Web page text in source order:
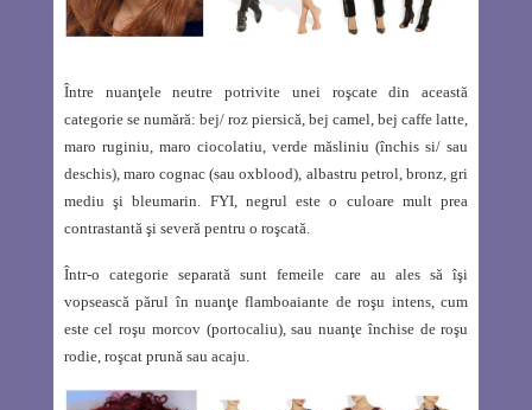
Între nuanţele neutre potrivite unei roşcate din această
categorie se numără: bej/ roz piersică, bej camel, bej caffe latte,
maro ruginiu, maro ciocolatiu, verde măsliniu (închis si/ sau
deschis), maro cognac (sau oxblood), albastru petrol, bronz, gri
mediu şi bleumarin. FYI, negrul este o culoare mult prea
contrastantă şi severă pentru o roşcată.
Într-o categorie separată sunt femeile care au ales să îşi
vopsească părul în nuanţe flamboaiante de roşu intens, cum
este cel roşu morcov (portocaliu), sau nuanţe închise de roşu
rodie, roşcat prună sau acaju.